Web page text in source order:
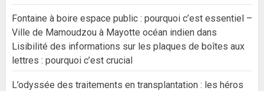
Fontaine à boire espace public : pourquoi c’est essentiel –
Ville de Mamoudzou à Mayotte océan indien dans
Lisibilité des informations sur les plaques de boîtes aux
lettres : pourquoi c’est crucial
L’odyssée des traitements en transplantation : les héros